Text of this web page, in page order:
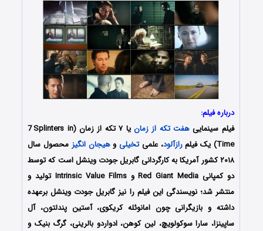
درباره فیلم:
فیلم سینمایی هفت تکه از زمان یا ۷ تکه از زمان (7 iSplinters in
Time) یک فیلم
رازآلود، علمیتخیلی وهیجان انگیز محصول سال
۲۰۱۸ کشور آمریکا به کارگردانی گابریل جودت وینشل است که توسط
دو کمپانی Red Giant Media و Intrinsic Value Films تولید و
منتشر شد؛ نویسندگی این فیلم را نیز گابریل جودت وینشل برعهده
داشته و بازیگرانی چون امانوئله کریکوی، آستین پندلتون، آل
ساپینزا، سارا سوکولویچ، لین کوهن، ادواردو بالرینی، گرگ بنیک و